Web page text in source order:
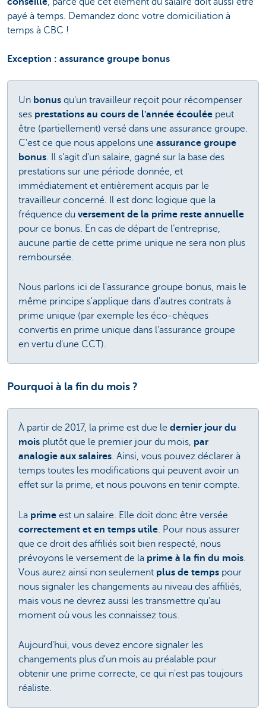
payé à temps. Demandez donc votre domiciliation à
temps à CBC !
Exception : assurance groupe bonus
Un bonus qu'un travailleur reçoit pour récompenser
ses prestations au cours de l'année écoulée peut
être (partiellement) versé dans une assurance groupe.
C'est ce que nous appelons une assurance groupe
bonus. Il s'agit d'un salaire, gagné sur la base des
prestations sur une période donnée, et
immédiatement et entièrement acquis par le
travailleur concerné. Il est donc logique que la
fréquence du versement de la prime reste annuelle
pour ce bonus. En cas de départ de l’entreprise,
aucune partie de cette prime unique ne sera non plus
remboursée.
Nous parlons ici de l'assurance groupe bonus, mais le
même principe s'applique dans d'autres contrats à
prime unique (par exemple les éco-chèques
convertis en prime unique dans l'assurance groupe
en vertu d'une CCT).
Pourquoi à la fin du mois ?
À partir de 2017, la prime est due le dernier jour du
mois plutôt que le premier jour du mois, par
analogie aux salaires. Ainsi, vous pouvez déclarer à
temps toutes les modifications qui peuvent avoir un
effet sur la prime, et nous pouvons en tenir compte.
La prime est un salaire. Elle doit donc être versée
correctement et en temps utile . Pour nous assurer
que ce droit des affiliés soit bien respecté, nous
prévoyons le versement de la prime à la fin du mois
Vous aurez ainsi non seulement plus de temps pour
nous signaler les changements au niveau des affiliés,
mais vous ne devrez aussi les transmettre qu'au
moment où vous les connaissez tous.
Aujourd'hui, vous devez encore signaler les
changements plus d'un mois au préalable pour
obtenir une prime correcte, ce qui n'est pas toujours
réaliste.